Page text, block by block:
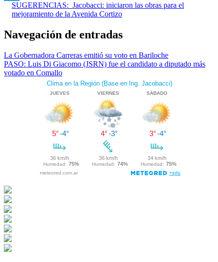
Twitter
SUGERENCIAS: Jacobacci: iniciaron las obras para el
mejoramiento de la Avenida Cortizo
Navegación de entradas
La Gobernadora Carreras emitió su voto en Bariloche
PASO: Luis Di Giacomo (JSRN) fue el candidato a diputado más
votado en Comallo